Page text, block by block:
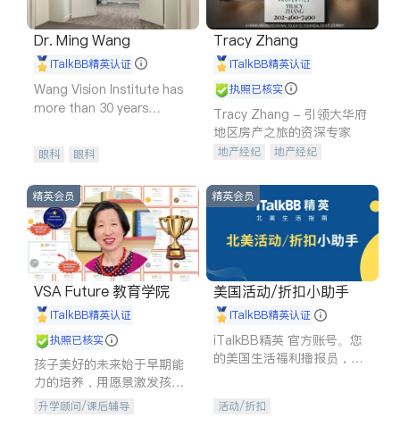
Dr. Ming Wang
iTalkBB精英认证
Wang Vision Institute has
more than 30 years
眼科 眼科
Tracy Zhang
iTalkBB精英认证
执照已核实
Tracy Zhang - 引领大华府
地区房产之旅的资深专家
地产经纪
地产经纪
商铺租售
精英会员
VSA Future 教育学院
iTalkBB精英认证
执照已核实
孩子美好的未来始于早期能
力的培养，用愿景激发孩子
的学习潜力和动力。理念：
升学顾问/课后辅导
精英会员
美国活动/折扣小助手
iTalkBB精英认证
iTalkBB精英 官方账号。您
的美国生活福利播报员，精
专属福利。
活动/折扣